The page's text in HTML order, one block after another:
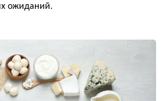
ожиданий.